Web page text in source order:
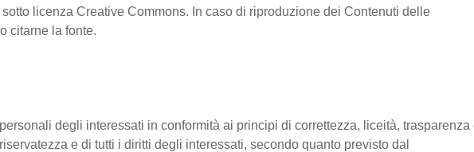
licenza Creative Commons. In caso di riproduzione dei Contenuti delle
citarne la fonte.
degli interessati in conformità ai principi di correttezza, liceità, trasparenza
e di tutti i diritti degli interessati, secondo quanto previsto dal